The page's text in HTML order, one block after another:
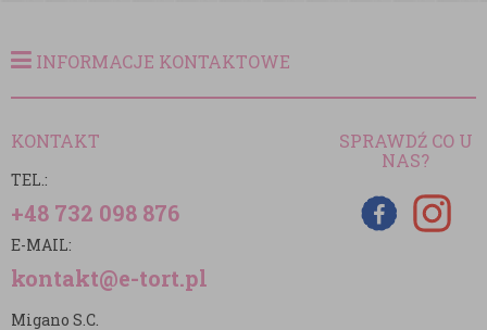
INFORMACJE KONTAKTOWE
KONTAKT
TEL.:
+48 732 098 876
E-MAIL:
kontakt@e-tort.pl
Migano S.C.
SPRAWDŹ CO U
NAS?